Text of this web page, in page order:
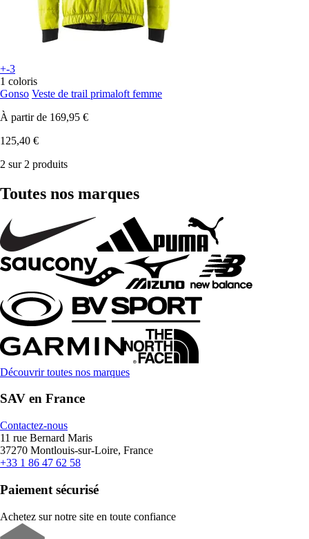
+-3
1 coloris
Gonso Veste de trail primaloft femme
À partir de 169,95 €
125,40 €
2 sur 2 produits
Toutes nos marques
Découvrir toutes nos marques
SAV en France
Contactez-nous
11 rue Bernard Maris
37270 Montlouis-sur-Loire, France
+33 1 86 47 62 58
Paiement sécurisé
Achetez sur notre site en toute confiance